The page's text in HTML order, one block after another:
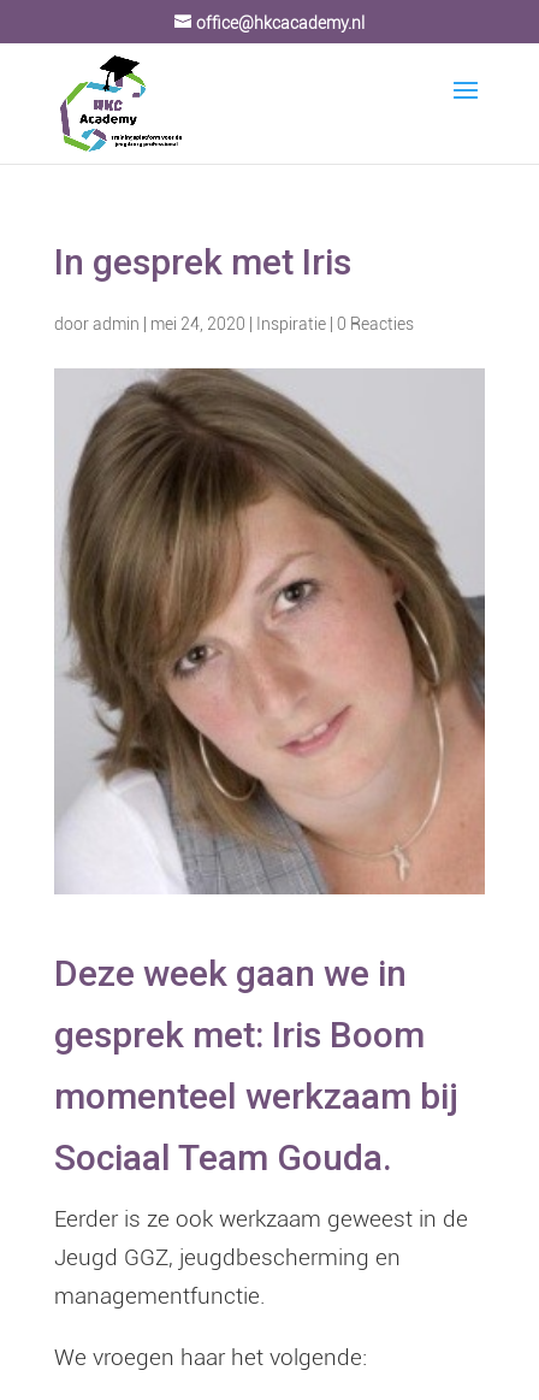
office@hkcacademy.nl
In gesprek met Iris
dooradmin mei 24, 2020 Inspiratie| 0 Reacties
Deze week gaan we in
gesprek met: Iris Boom
momenteel werkzaam bij
Sociaal Team Gouda.
Eerder is ze ook werkzaam geweest in de
Jeugd GGZ, jeugdbescherming en
managementfunctie.
We vroegen haar het volgende: